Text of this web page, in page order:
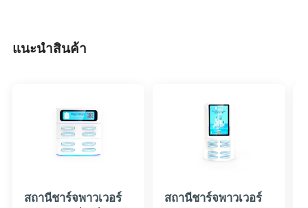
แนะนำสินค้า
สถานีชาร์จพาวเวอร์
สถานีชาร์จพาวเวอร์